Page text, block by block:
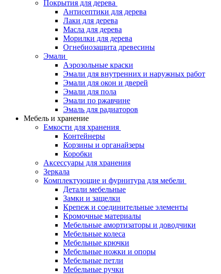
Покрытия для дерева
Антисептики для дерева
Лаки для дерева
Масла для дерева
Морилки для дерева
Огнебиозащита древесины
Эмали
Аэрозольные краски
Эмали для внутренних и наружных работ
Эмали для окон и дверей
Эмали для пола
Эмали по ржавчине
Эмаль для радиаторов
Мебель и хранение
Емкости для хранения
Контейнеры
Корзины и органайзеры
Коробки
Аксессуары для хранения
Зеркала
Комплектующие и фурнитура для мебели
Детали мебельные
Замки и защелки
Крепеж и соединительные элементы
Кромочные материалы
Мебельные амортизаторы и доводчики
Мебельные колеса
Мебельные крючки
Мебельные ножки и опоры
Мебельные петли
Мебельные ручки